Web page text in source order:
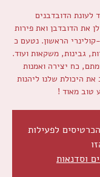
את הדובדבן ואת פירות
קולינרי הראשון. נטעם כ
כח יצירה ואמנות
את היכולת שלנו ליהנות
טוב מאוד !
לפעילות
וסדנאות